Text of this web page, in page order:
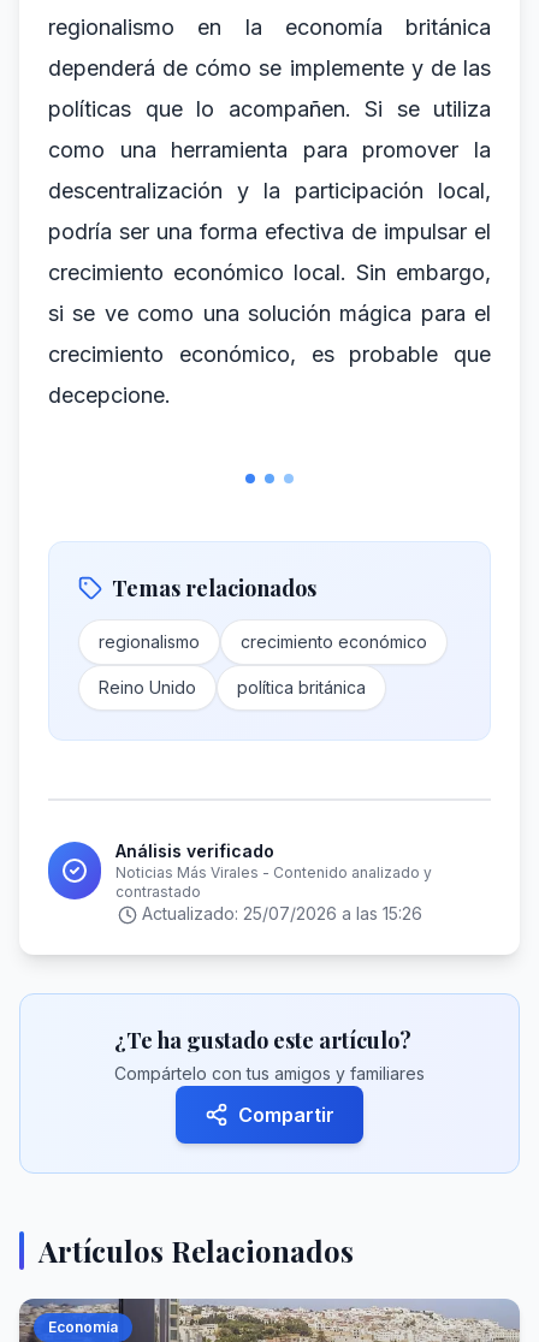
regionalismo en la economía británica
dependerá de cómo se implemente y de las
políticas que lo acompañen. Si se utiliza
como una herramienta para promover la
descentralización y la participación local,
podría ser una forma efectiva de impulsar el
crecimiento económico local. Sin embargo,
si se ve como una solución mágica para el
crecimiento económico, es probable que
decepcione.
Temas relacionados
regionalismo crecimiento económico
Reino Unido política británica
Análisis verificado
Noticias Más Virales - Contenido analizado y
contrastado
Actualizado: 25/07/2026 a las 15:26
¿Te ha gustado este artículo?
Compártelo con tus amigos y familiares
Compartir
Artículos Relacionados
Economía